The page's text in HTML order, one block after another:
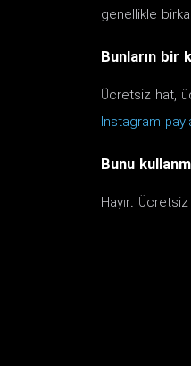
genellikle
Bunların bir
Ücretsiz hat,
Instagram
Bunu
Hayır.